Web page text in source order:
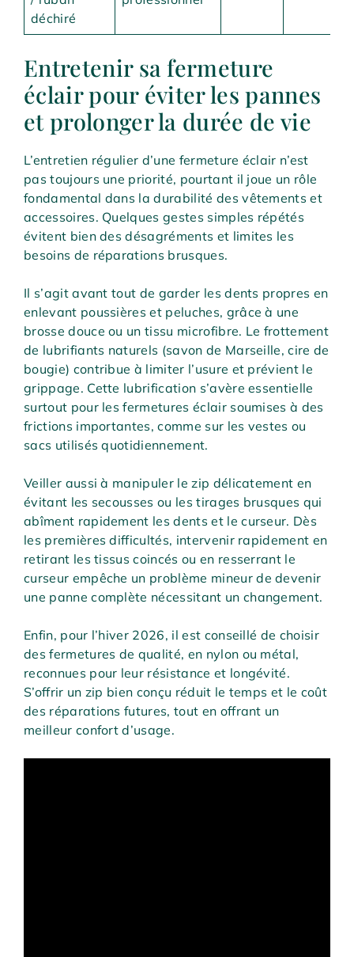
déchiré
Entretenir sa fermeture
éclair pour éviter les pannes
et prolonger la durée de vie
L’entretien régulier d’une fermeture éclair n’est
pas toujours une priorité, pourtant il joue un rôle
fondamental dans la durabilité des vêtements et
accessoires. Quelques gestes simples répétés
évitent bien des désagréments et limites les
besoins de réparations brusques.
Il s’agit avant tout de garder les dents propres en
enlevant poussières et peluches, grâce à une
brosse douce ou un tissu microfibre. Le frottement
de lubrifiants naturels (savon de Marseille, cire de
bougie) contribue à limiter l’usure et prévient le
grippage. Cette lubrification s’avère essentielle
surtout pour les fermetures éclair soumises à des
frictions importantes, comme sur les vestes ou
sacs utilisés quotidiennement.
Veiller aussi à manipuler le zip délicatement en
évitant les secousses ou les tirages brusques qui
abîment rapidement les dents et le curseur. Dès
les premières difficultés, intervenir rapidement en
retirant les tissus coincés ou en resserrant le
curseur empêche un problème mineur de devenir
une panne complète nécessitant un changement.
Enfin, pour l’hiver 2026, il est conseillé de choisir
des fermetures de qualité, en nylon ou métal,
reconnues pour leur résistance et longévité.
S’offrir un zip bien conçu réduit le temps et le coût
des réparations futures, tout en offrant un
meilleur confort d’usage.